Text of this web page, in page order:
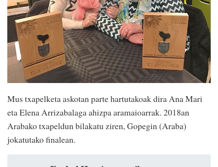
Mus txapelketa askotan parte hartutakoak dira Ana Mari
eta Elena Arrizabalaga ahizpa aramaioarrak. 2018an
Arabako txapeldun bilakatu ziren, Gopegin (Araba)
jokatutako finalean.